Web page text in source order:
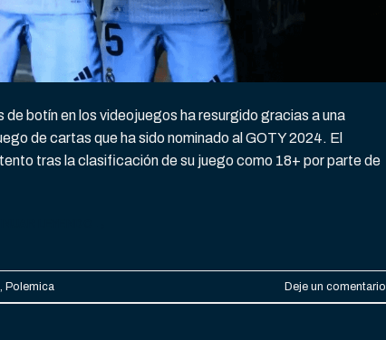
botín en los videojuegos ha resurgido gracias a una
de cartas que ha sido nominado al GOTY 2024. El
tras la clasificación de su juego como 18+ por parte de
Polemica Deje un comentario